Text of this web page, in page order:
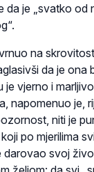
da je „svatko od
na
da je ona
je vjerno i
napomenuo je,
niti je
po mjerilima
darovao svoj